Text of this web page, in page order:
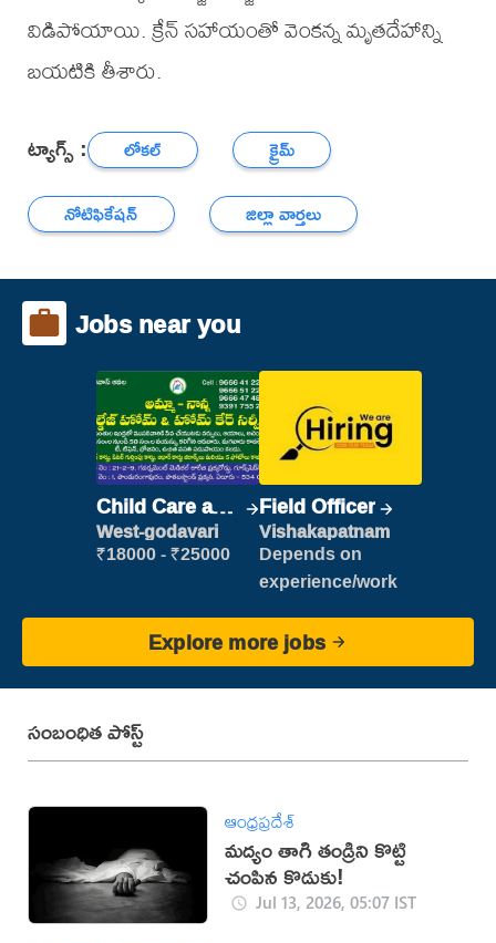
విడిపోయాయి. క్రేన్ సహాయంతో వెంకన్న మృతదేహాన్ని
బయటికి తీశారు.
ట్యాగ్స్ : లోకల్
క్రైమ్
నోటిఫికేషన్
జిల్లా వార్తలు
Jobs near you
Child Care and
Patient care
West-godavari
₹18000 - ₹25000
Field Officer
Vishakapatnam
Depends on
experience/work
Explore more jobs
సంబంధిత పోస్ట్
ఆంధ్రప్రదేశ్
మద్యం తాగి తండ్రిని కొట్టి
చంపిన కొడుకు!
Jul 13, 2026, 05:07 IST